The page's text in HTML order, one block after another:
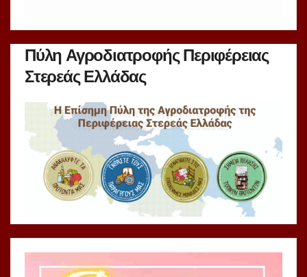
Πύλη Αγροδιατροφής Περιφέρειας
Στερεάς Ελλάδας